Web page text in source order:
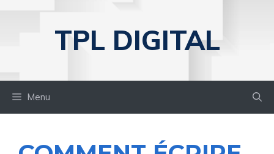
TPL DIGITAL
Menu